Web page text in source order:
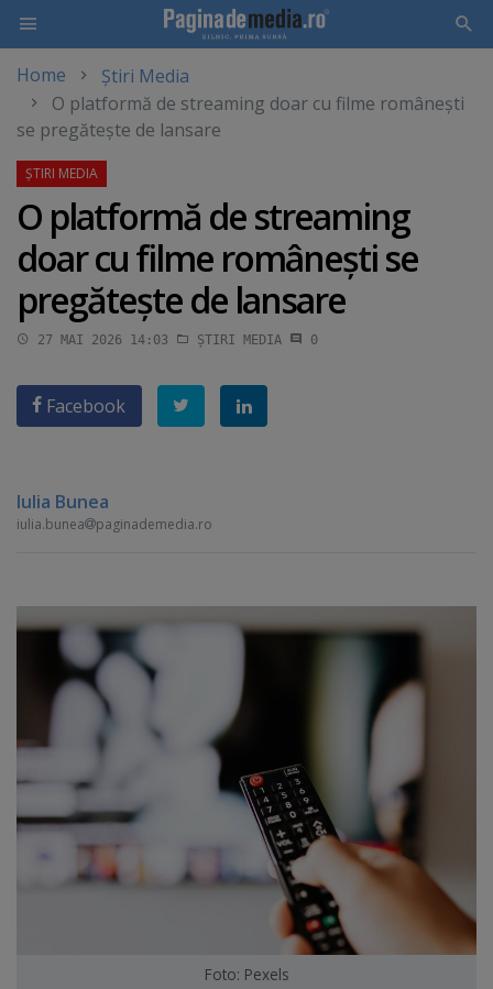
main
content
Home
Știri Media
O platformă de streaming doar cu filme româneşti
se pregăteşte de lansare
O platformă de streaming
doar cu filme româneşti se
pregăteşte de lansare
27 MAI 2026 14:03 ȘTIRI MEDIA 0
Facebook
Iulia Bunea
iulia.bunea paginademedia.ro
Foto: Pexels